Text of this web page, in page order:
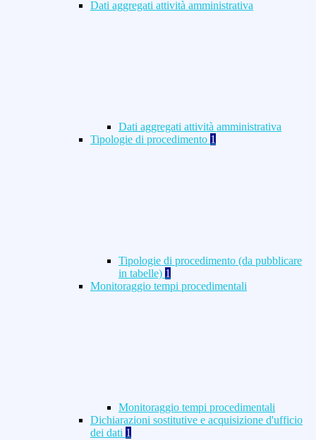
Dati aggregati attività amministrativa
Dati aggregati attività amministrativa
Tipologie di procedimento 1
Tipologie di procedimento (da pubblicare
in tabelle) 1
Monitoraggio tempi procedimentali
Monitoraggio tempi procedimentali
Dichiarazioni sostitutive e acquisizione d'ufficio
dei dati 1